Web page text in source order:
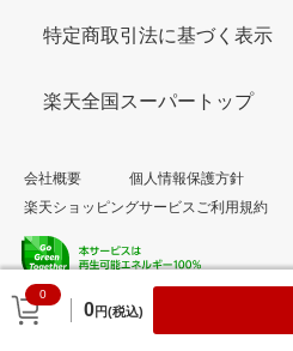
0
0円(税込)
特定商取引法に基づく表示
楽天全国スーパートップ
会社概要
個人情報保護方針
楽天ショッピングサービスご利用規約
© Rakuten Group, Inc.